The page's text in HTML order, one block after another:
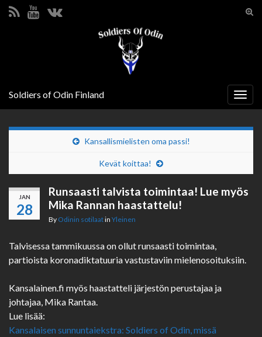
Search for:
Soldiers of Odin Finland
Kansallismielisten oma passi!
Kevät koittaa!
JAN
28
Runsaasti talvista toimintaa! Lue myös
Mika Rannan haastattelu!
By Odinin sotilaatin Yleinen
Talvisessa tammikuussa on ollut runsaasti toimintaa,
partioista koronadiktatuuria vastustaviin mielenosoituksiin.
Kansalainen.fi myös haastatteli järjestön perustajaa ja
johtajaa, Mika Rantaa.
Lue lisää:
Kansalaisen sunnuntaiekstra: Soldiers of Odin, missä